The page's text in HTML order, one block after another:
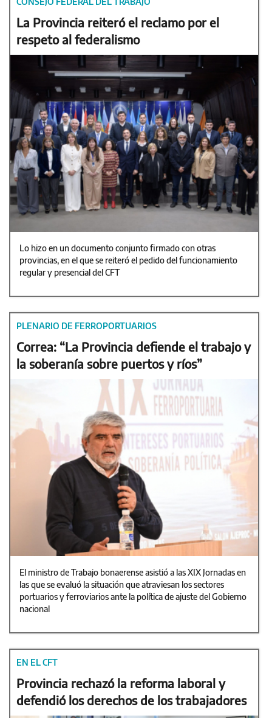
La Provincia reiteró el reclamo por el
respeto al federalismo
Lo hizo en un documento conjunto firmado con otras
provincias, en el que se reiteró el pedido del funcionamiento
regular y presencial del CFT
PLENARIO DE FERROPORTUARIOS
Correa: “La Provincia defiende el trabajo y
la soberanía sobre puertos y ríos”
El ministro de Trabajo bonaerense asistió a las XIX Jornadas en
las que se evaluó la situación que atraviesan los sectores
portuarios y ferroviarios ante la política de ajuste del Gobierno
nacional
EN EL CFT
Provincia rechazó la reforma laboral y
defendió los derechos de los trabajadores